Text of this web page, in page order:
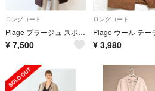
ロングコート
Plage プラージュ スポンジリバーコート ブラウン 茶 サイズ38
¥ 7,500
ロングコート
¥ 3,980